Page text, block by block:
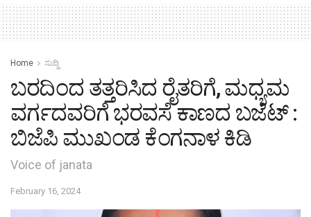
Home ಸುದ್ದಿ
ಬರದಿಂದ ತತ್ತರಿಸಿದ ರೈತರಿಗೆ, ಮಧ್ಯಮ
ವರ್ಗದವರಿಗೆ ಭರವಸೆ ಕಾಣದ ಬಜೆಟ್ :
ಬಿಜೆಪಿ ಮುಖಂಡ ಕೆಂಗನಾಳ ಕಿಡಿ
Voice of janata
February 16, 2024